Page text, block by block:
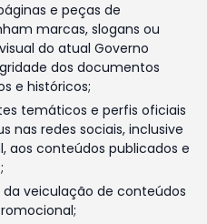
e peças de
marcas, slogans ou
do atual Governo
dos documentos
e históricos;
temáticos e perfis oficiais
nas redes sociais, inclusive
aos conteúdos publicados e
veiculação de conteúdos